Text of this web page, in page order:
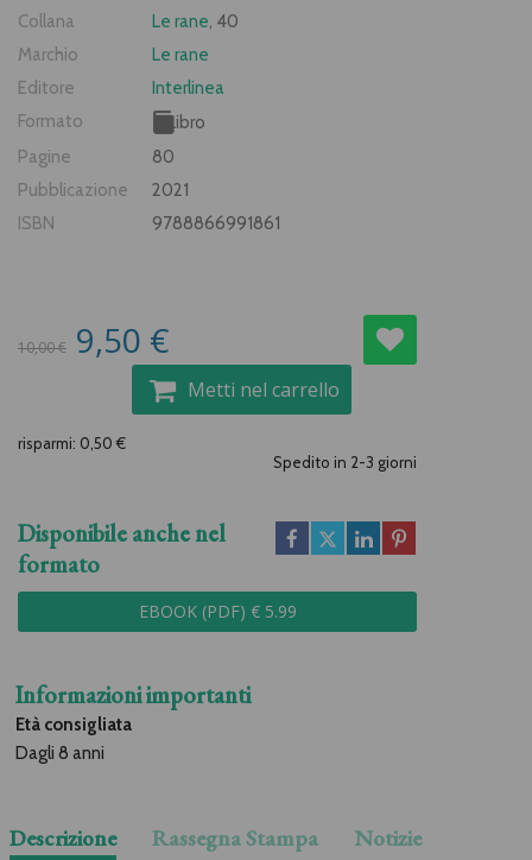
Collana
Le rane, 40
Marchio
Le rane
Editore
Interlinea
Formato
Libro
Pagine
80
Pubblicazione
2021
ISBN
9788866991861
10,00 € 9,50 €
Metti nel carrello
risparmi: 0,50 €
Spedito in 2-3 giorni
Disponibile anche nel
formato
EBOOK (PDF) € 5.99
Informazioni importanti
Età consigliata
Dagli 8 anni
Descrizione Rassegna Stampa
Notizie